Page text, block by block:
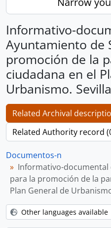
Informativo-
Ayuntamiento de
promoción de la
ciudadana en el
Urbanismo.
Related Archival
Related Authority record
Documentos-n
Informativo-documental
para la promoción de la
Plan General de
Other languages available